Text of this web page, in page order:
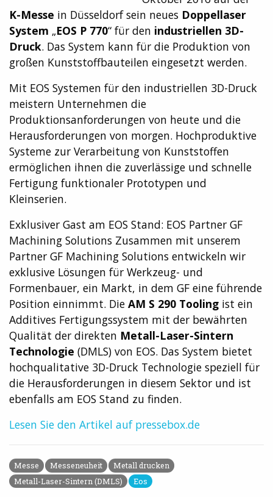
K-Messe in Düsseldorf sein neues Doppellaser
System „EOS P 770“ für den industriellen 3D-
Druck. Das System kann für die Produktion von
großen Kunststoffbauteilen eingesetzt werden.
Mit EOS Systemen für den industriellen 3D-Druck
meistern Unternehmen die
Produktionsanforderungen von heute und die
Herausforderungen von morgen. Hochproduktive
Systeme zur Verarbeitung von Kunststoffen
ermöglichen ihnen die zuverlässige und schnelle
Fertigung funktionaler Prototypen und
Kleinserien.
Exklusiver Gast am EOS Stand: EOS Partner GF
Machining Solutions Zusammen mit unserem
Partner GF Machining Solutions entwickeln wir
exklusive Lösungen für Werkzeug- und
Formenbauer, ein Markt, in dem GF eine führende
Position einnimmt. Die AM S 290 Tooling ist ein
Additives Fertigungssystem mit der bewährten
Qualität der direkten Metall-Laser-Sintern
Technologie (DMLS) von EOS. Das System bietet
hochqualitative 3D-Druck Technologie speziell für
die Herausforderungen in diesem Sektor und ist
ebenfalls am EOS Stand zu finden.
Lesen Sie den Artikel auf pressebox.de
Messe Messeneuheit
Metall drucken
Metall-Laser-Sintern (DMLS)
Eos